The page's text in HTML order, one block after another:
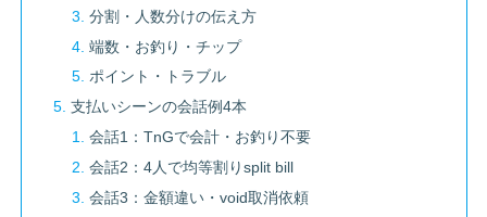
分割・人数分けの伝え方
端数・お釣り・チップ
ポイント・トラブル
支払いシーンの会話例4本
会話1：TnGで会計・お釣り不要
会話2：4人で均等割りsplit bill
会話3：金額違い・void取消依頼